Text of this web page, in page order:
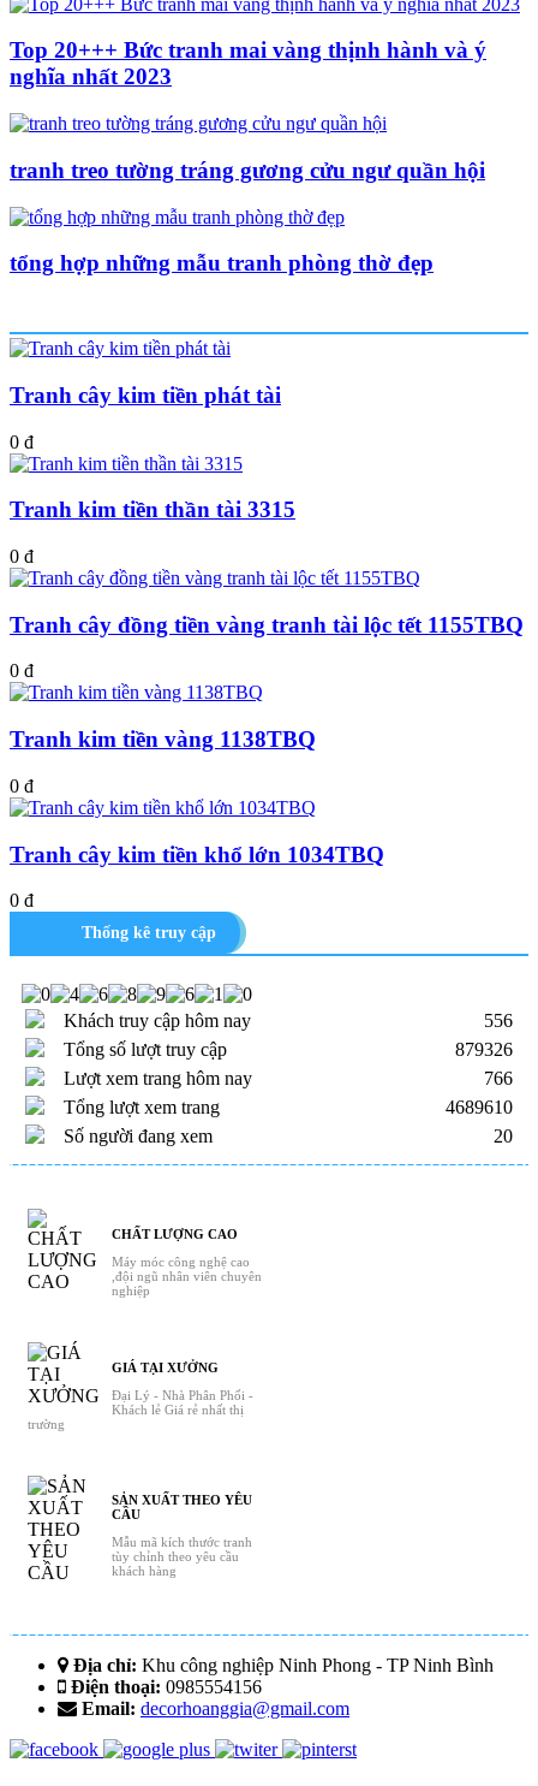
Top 20+++ Bức tranh mai vàng thịnh hành và ý
nghĩa nhất 2023
tranh treo tường tráng gương cửu ngư quần hội
tổng hợp những mẫu tranh phòng thờ đẹp
Tranh cây kim tiền phát tài
0 đ
Tranh kim tiền thần tài 3315
0 đ
Tranh cây đồng tiền vàng tranh tài lộc tết 1155TBQ
0 đ
Tranh kim tiền vàng 1138TBQ
0 đ
Tranh cây kim tiền khổ lớn 1034TBQ
0 đ
Thống kê truy cập
Khách truy cập hôm nay
556
Tổng số lượt truy cập
879326
Lượt xem trang hôm nay
766
Tổng lượt xem trang
4689610
Số người đang xem
20
CHẤT LƯỢNG CAO
Máy móc công nghệ cao
,đội ngũ nhân viên chuyên
nghiệp
GIÁ TẠI XƯỞNG
Đại Lý - Nhà Phân Phối -
Khách lẻ Giá rẻ nhất thị
trường
SẢN XUẤT THEO YÊU
CẦU
Mẫu mã kích thước tranh
tùy chỉnh theo yêu cầu
khách hàng
Địa chỉ: Khu công nghiệp Ninh Phong - TP Ninh Bình
Điện thoại: 0985554156
Email: decorhoanggia@gmail.com